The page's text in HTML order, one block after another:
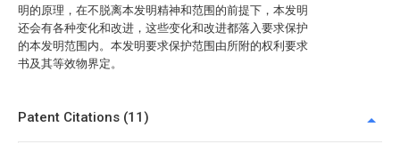
明的原理，在不脱离本发明精神和范围的前提下，本发明
还会有各种变化和改进，这些变化和改进都落入要求保护
的本发明范围内。本发明要求保护范围由所附的权利要求
书及其等效物界定。
Patent Citations (11)